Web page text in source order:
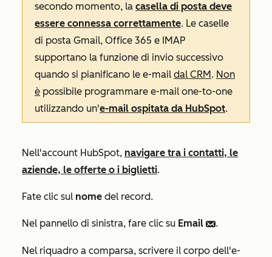
secondo momento, la casella di posta deve
essere connessa correttamente. Le caselle
di posta Gmail, Office 365 e IMAP
supportano la funzione di invio successivo
quando si pianificano le e-mail dal CRM. Non
è possibile programmare e-mail one-to-one
utilizzando un'e-mail ospitata da HubSpot.
Nell'account HubSpot, navigare tra i contatti, le
aziende, le offerte o i biglietti.
Fate clic sul nome del record.
Nel pannello di sinistra, fare clic su Email email.
Nel riquadro a comparsa, scrivere il corpo dell'e-